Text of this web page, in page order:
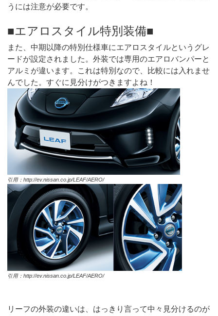
うには注意が必要です。
■エアロスタイル特別装備■
また、中期以降の特別仕様車にエアロスタイルというグレ
ードが設定されました。外装では専用のエアロバンパーと
アルミが違います。これは特別なので、比較には入れませ
んでした。すぐに見分けがつきますよね！
引用：http://ev.nissan.co.jp/LEAF/AERO/
引用：http://ev.nissan.co.jp/LEAF/AERO/
リーフの外装の違いは、はっきり言って中々見分けるのが